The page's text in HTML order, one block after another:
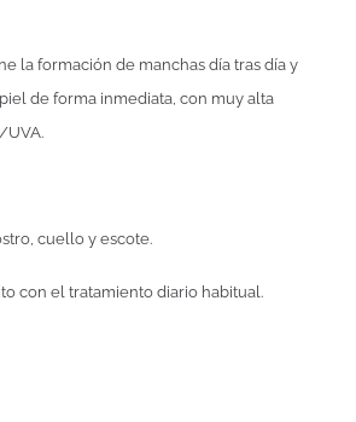
la formación de manchas día tras día y
de forma inmediata, con muy alta
UVA.
cuello y escote.
con el tratamiento diario habitual.